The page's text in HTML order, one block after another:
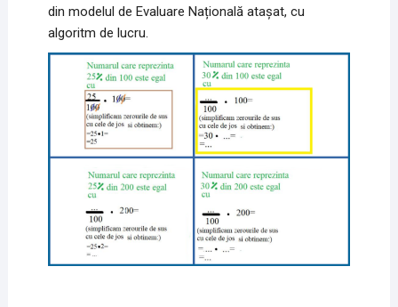
din modelul de Evaluare Națională atașat, cu
algoritm de lucru.